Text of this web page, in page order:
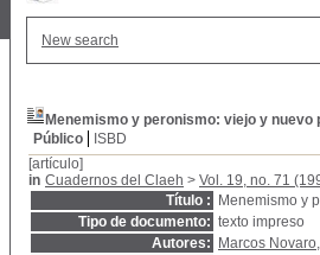
New search
Menemismo y peronismo: viejo y nuevo
Público
ISBD
[artículo]
in Cuadernos del Claeh > Vol. 19, no. 71
Título :
Menemismo y
Tipo de documento: texto impreso
Autores:
Marcos Novaro